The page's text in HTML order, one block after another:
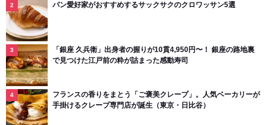
パン愛好家がおすすめするサックサクのクロワッサン5選
「銀座 久兵衛」出身者の握りが10貫4,950円〜！ 銀座の路地裏
で見つけた江戸前の粋が詰まった感動寿司
フランスの香りをまとう「ご褒美クレープ」。人気ベーカリーが
手掛けるクレープ専門店が誕生（東京・日比谷）